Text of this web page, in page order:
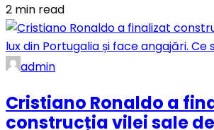
2 min read
admin
Cristiano Ronaldo a
construcția vilei sale